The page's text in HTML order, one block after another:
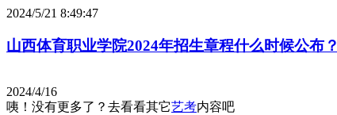
2024/5/21 8:49:47
山西体育职业学院2024年招生章程什么时候公布？
2024/4/16
咦！没有更多了？去看看其它艺考内容吧